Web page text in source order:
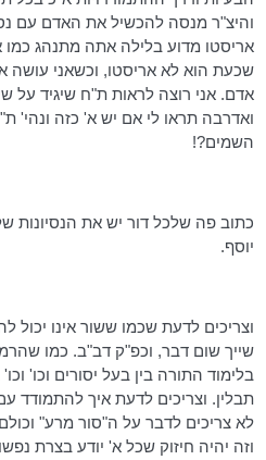
והיצ"ר מנסה להכשיל את האדם עם
אריסטו מדוע בלילה אתה מתנהג כמו
שכעת הוא לאאריסטו, וכשאני
אדם. אני רוצה לראות ת"ח שיגיד
ואדרבה תראו לי אם יש א' כזה ונהי'
השמים?!
כתוב פה שלכל דור יש את הנסיונות
יוסף.
וצריכים לדעת שכמו ששור אינו יכול
שייך שום דבר, וכפ"ק דב"ב. כמו
בלימוד התורה בין בעל יסורים וכו' וכו'
תבלין. וצריכים לדעת איך להתמודד
לא צריכים לדבר על ה"סור מרע"
וזה יהיה חיזוק שכל א' יודע בצרת